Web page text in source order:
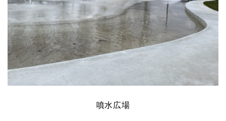
噴水広場